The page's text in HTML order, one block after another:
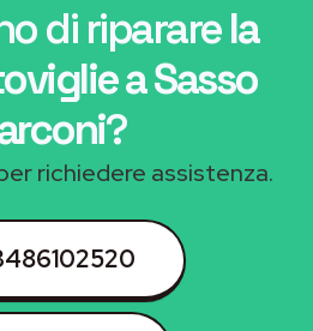
di ripararela
a Sasso
?
richiedere assistenza.